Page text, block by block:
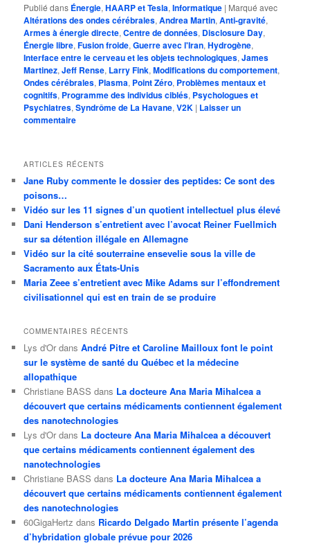
Publié dans Énergie,HAARP et Tesla,Informatique | Marqué avec
Altérations des ondes cérébrales,Andrea Martin,Anti-gravité,
Armes à énergie directe,Centre de données, Disclosure Day,
Énergie libre,Fusion froide,Guerre avec l'Iran,Hydrogène,
Interface entre le cerveau et les objets technologiques,James
Martinez,Jeff Rense, Larry Fink,Modifications du comportement,
Ondes cérébrales, Plasma, Point Zéro, Problèmes mentaux et
cognitifs, Programme des individus ciblés, Psychologues et
Psychiatres,Syndrôme de La Havane,V2K | Laisser un
commentaire
ARTICLES RÉCENTS
Jane Ruby commente le dossier des peptides: Ce sont des
poisons…
Vidéo sur les 11 signes d’un quotient intellectuel plus élevé
Dani Henderson s’entretient avec l’avocat Reiner Fuellmich
sur sa détention illégale en Allemagne
Vidéo sur la cité souterraine ensevelie sous la ville de
Sacramento aux États-Unis
Maria Zeee s’entretient avec Mike Adams sur l’effondrement
civilisationnel qui est en train de se produire
COMMENTAIRES RÉCENTS
Lys d'Or dansAndré Pitre et Caroline Mailloux font le point
sur le système de santé du Québec et la médecine
allopathique
Christiane BASS dans La docteure Ana Maria Mihalcea a
découvert que certains médicaments contiennent également
des nanotechnologies
Lys d'Or dans La docteure Ana Maria Mihalcea a découvert
que certains médicaments contiennent également des
nanotechnologies
Christiane BASS dans La docteure Ana Maria Mihalcea a
découvert que certains médicaments contiennent également
des nanotechnologies
60GigaHertz dans Ricardo Delgado Martin présente l’agenda
d’hybridation globale prévue pour 2026